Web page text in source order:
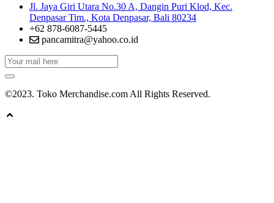
Jl. Jaya Giri Utara No.30 A, Dangin Puri Klod, Kec.
Denpasar Tim., Kota Denpasar, Bali 80234
+62 878-6087-5445
pancamitra@yahoo.co.id
©2023. Toko Merchandise.com All Rights Reserved.